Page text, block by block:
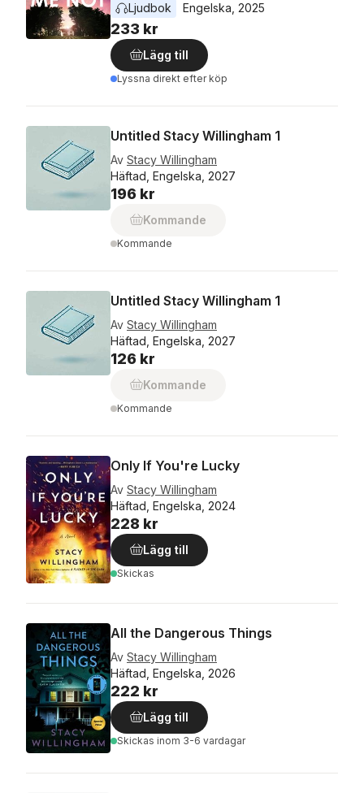
Ljudbok
Engelska 2025
233 kr
Lägg till
Lyssna direkt efter köp
Untitled Stacy Willingham 1
Av Stacy Willingham
Häftad, Engelska, 2027
196 kr
Kommande
Kommande
Untitled Stacy Willingham 1
Av Stacy Willingham
Häftad, Engelska, 2027
126 kr
Kommande
Kommande
Only If You're Lucky
Av Stacy Willingham
Häftad, Engelska, 2024
228 kr
Lägg till
Skickas
All the Dangerous Things
Av Stacy Willingham
Häftad, Engelska, 2026
222 kr
Lägg till
Skickas inom 3-6 vardagar